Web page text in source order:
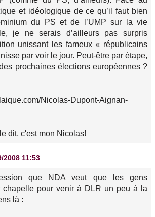
et idéologique de ce qu’il faut bien
du PS et de l’UMP sur la vie
je ne serais d’ailleurs pas surpris
unissant les fameux « républicains
par voir le jour. Peut-être par étape,
prochaines élections européennes ?
Nicolas-Dupont-Aignan-
dit, c'est mon Nicolas!
2008 11:53
que NDA veut que les gens
chapelle pour venir à DLR un peu à la
là :